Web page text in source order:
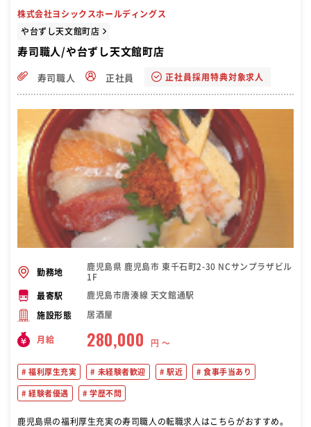
株式会社ヨシックスホールディングス
や台ずし天文館町店
寿司職人/や台ずし天文館町店
寿司職人 正社員 正社員採用特典対象求人
勤務地
鹿児島県 鹿児島市 東千石町2-30 NCサンプラザビル
1F
最寄駅 鹿児島市唐湊線 天文館通駅
施設形態 居酒屋
月給 280,000 円 〜
福利厚生充実 未経験者歓迎 駅近 食事手当あり
経験者優遇 学歴不問
鹿児島県の福利厚生充実の寿司職人の転職求人はこちらがおすすめ。